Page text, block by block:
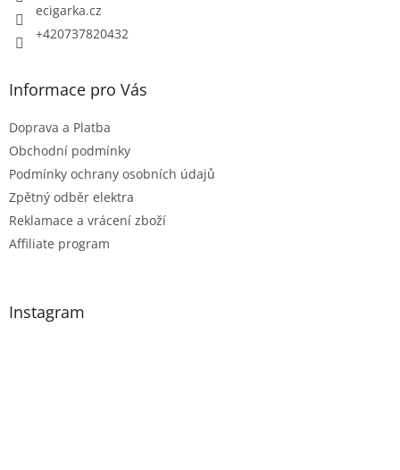
ecigarka.cz
+420737820432
Informace pro Vás
Doprava a Platba
Obchodní podmínky
Podmínky ochrany osobních údajů
Zpětný odběr elektra
Reklamace a vrácení zboží
Affiliate program
Instagram